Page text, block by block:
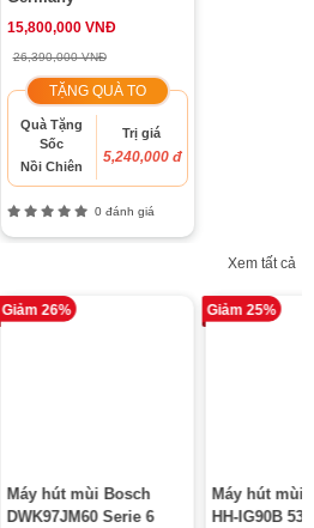
15,800,000 VNĐ
26,390,000 VNĐ
TẶNG QUÀ TO
Quà Tặng
Sốc
Nồi Chiên
Trị giá
5,240,000 đ
0 đánh giá
Xem tất cả
Giảm 26%
Máy hút mùi Bosch
DWK97JM60 Serie 6
Giảm 25%
Máy hút mùi
HH-IG90B